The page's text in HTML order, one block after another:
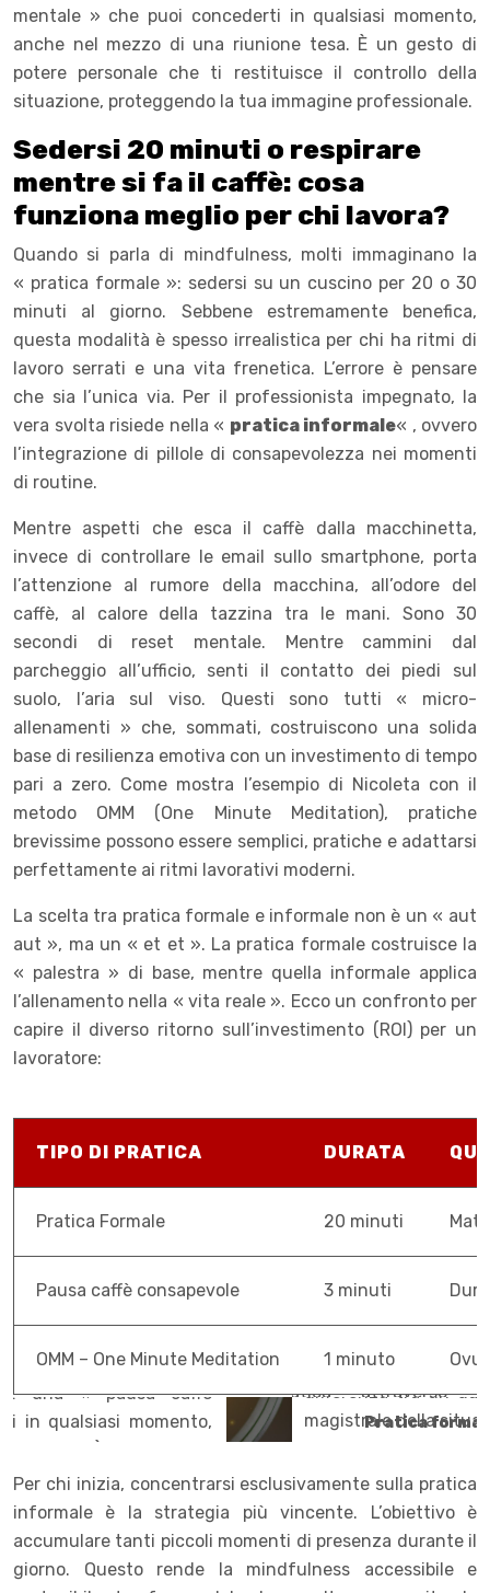
mentale » che puoi concederti in qualsiasi momento,
anche nel mezzo di una riunione tesa. È un gesto di
potere personale che ti restituisce il controllo della
situazione, proteggendo la tua immagine professionale.
Sedersi 20 minuti o respirare
mentre si fa il caffè: cosa
funziona meglio per chi lavora?
Quando si parla di mindfulness, molti immaginano la
« pratica formale »: sedersi su un cuscino per 20 o 30
minuti al giorno. Sebbene estremamente benefica,
questa modalità è spesso irrealistica per chi ha ritmi di
lavoro serrati e una vita frenetica. L’errore è pensare
che sia l’unica via. Per il professionista impegnato, la
vera svolta risiede nella « pratica informale« , ovvero
l’integrazione di pillole di consapevolezza nei momenti
di routine.
Mentre aspetti che esca il caffè dalla macchinetta,
invece di controllare le email sullo smartphone, porta
l’attenzione al rumore della macchina, all’odore del
caffè, al calore della tazzina tra le mani. Sono 30
secondi di reset mentale. Mentre cammini dal
parcheggio all’ufficio, senti il contatto dei piedi sul
suolo, l’aria sul viso. Questi sono tutti « micro-
allenamenti » che, sommati, costruiscono una solida
base di resilienza emotiva con un investimento di tempo
pari a zero. Come mostra l’esempio di Nicoleta con il
metodo OMM (One Minute Meditation), pratiche
brevissime possono essere semplici, pratiche e adattarsi
perfettamente ai ritmi lavorativi moderni.
La scelta tra pratica formale e informale non è un « aut
aut », ma un « et et ». La pratica formale costruisce la
« palestra » di base, mentre quella informale applica
l’allenamento nella « vita reale ». Ecco un confronto per
capire il diverso ritorno sull’investimento (ROI) per un
lavoratore:
Pratica
TIPO DI PRATICA DURATA
Pratica Formale 20 minuti
Pausa caffè consapevole 3 minuti
OMM – One Minute Meditation 1 minuto
Per chi inizia, concentrarsi esclusivamente sulla pratica
informale è la strategia più vincente. L’obiettivo è
accumulare tanti piccoli momenti di presenza durante il
giorno. Questo rende la mindfulness accessibile e